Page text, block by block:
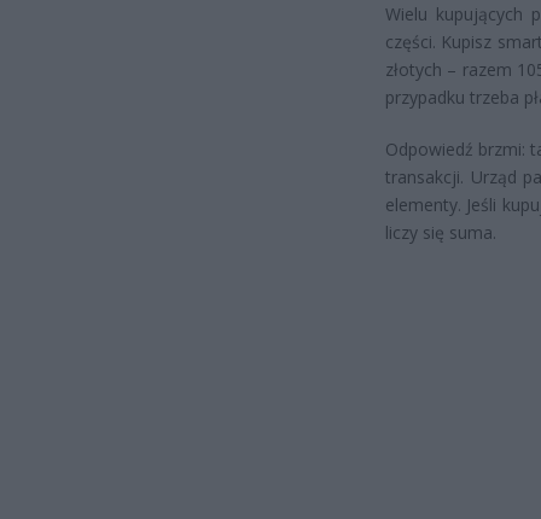
Wielu kupujących
części. Kupisz
złotych – razem
przypadku trzeba
Odpowiedź brzmi:
transakcji. Urząd
elementy. Jeśli
liczy się suma.